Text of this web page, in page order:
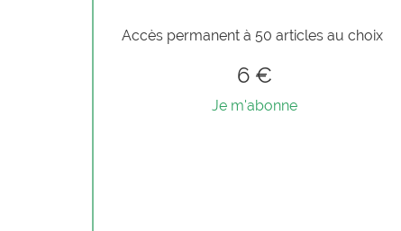
Accès permanent à 50 articles au choix
6 €
Je m'abonne